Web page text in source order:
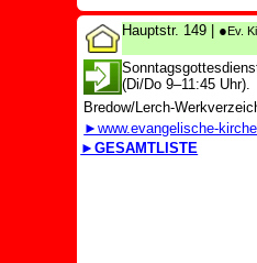
Hauptstr. 149 | ●Ev.
(Di/Do 9–11:45 Uhr).
Bredow/Lerch-
►www.evangelische-
►GESAMTLISTE